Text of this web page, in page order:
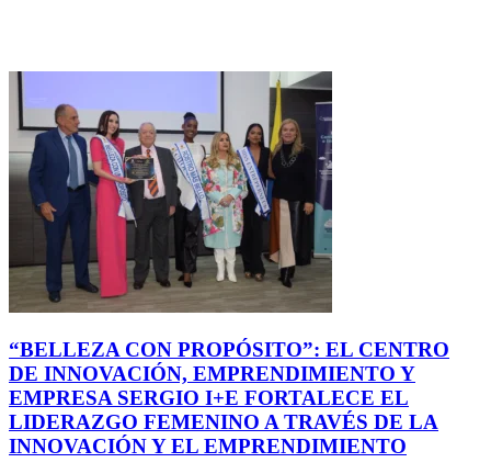
“BELLEZA CON PROPÓSITO”: EL CENTRO
DE INNOVACIÓN, EMPRENDIMIENTO Y
EMPRESA SERGIO I+E FORTALECE EL
LIDERAZGO FEMENINO A TRAVÉS DE LA
INNOVACIÓN Y EL EMPRENDIMIENTO